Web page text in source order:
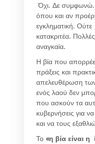
Όχι. Δε συμφωνώ.
όπου και αν
εγκληματική.
κατακριτέα.
αναγκαία.
Η βία που
πράξεις και
απελευθέρωση
ενός λαού δεν
που ασκούν τα
κυβερνήσεις για
και να τους
Το «η βία είναι